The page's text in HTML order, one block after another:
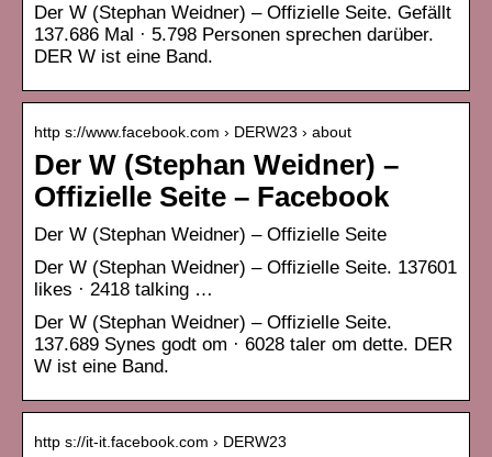
Der W (Stephan Weidner) – Offizielle Seite. Gefällt
137.686 Mal · 5.798 Personen sprechen darüber.
DER W ist eine Band.
http s://www.facebook.com › DERW23 › about
Der W (Stephan Weidner) –
Offizielle Seite – Facebook
Der W (Stephan Weidner) – Offizielle Seite
Der W (Stephan Weidner) – Offizielle Seite. 137601
likes · 2418 talking …
Der W (Stephan Weidner) – Offizielle Seite.
137.689 Synes godt om · 6028 taler om dette. DER
W ist eine Band.
http s://it-it.facebook.com › DERW23